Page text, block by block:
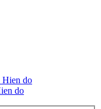
Hien do
do